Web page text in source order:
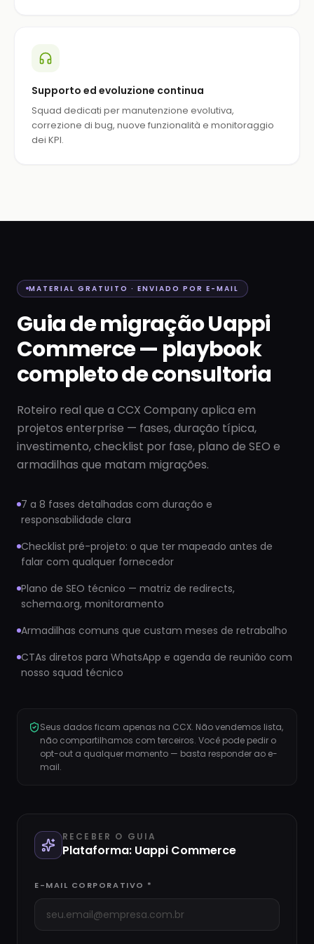
Supporto ed evoluzione continua
Squad dedicati per manutenzione evolutiva,
correzione di bug, nuove funzionalità e monitoraggio
dei KPI.
MATERIAL GRATUITO · ENVIADO POR E-MAIL
Guia de migração Uappi
Commerce — playbook
completo de consultoria
Roteiro real que a CCX Company aplica em
projetos enterprise — fases, duração típica,
investimento, checklist por fase, plano de SEO e
armadilhas que matam migrações.
7 a 8 fases detalhadas com duração e
responsabilidade clara
Checklist pré-projeto: o que ter mapeado antes de
falar com qualquer fornecedor
Plano de SEO técnico — matriz de redirects,
schema.org, monitoramento
Armadilhas comuns que custam meses de retrabalho
CTAs diretos para WhatsApp e agenda de reunião com
nosso squad técnico
Seus dados ficam apenas na CCX. Não vendemos lista,
não compartilhamos com terceiros. Você pode pedir o
opt-out a qualquer momento — basta responder ao e-
mail.
RECEBER O GUIA
Plataforma: Uappi Commerce
E-MAIL CORPORATIVO *